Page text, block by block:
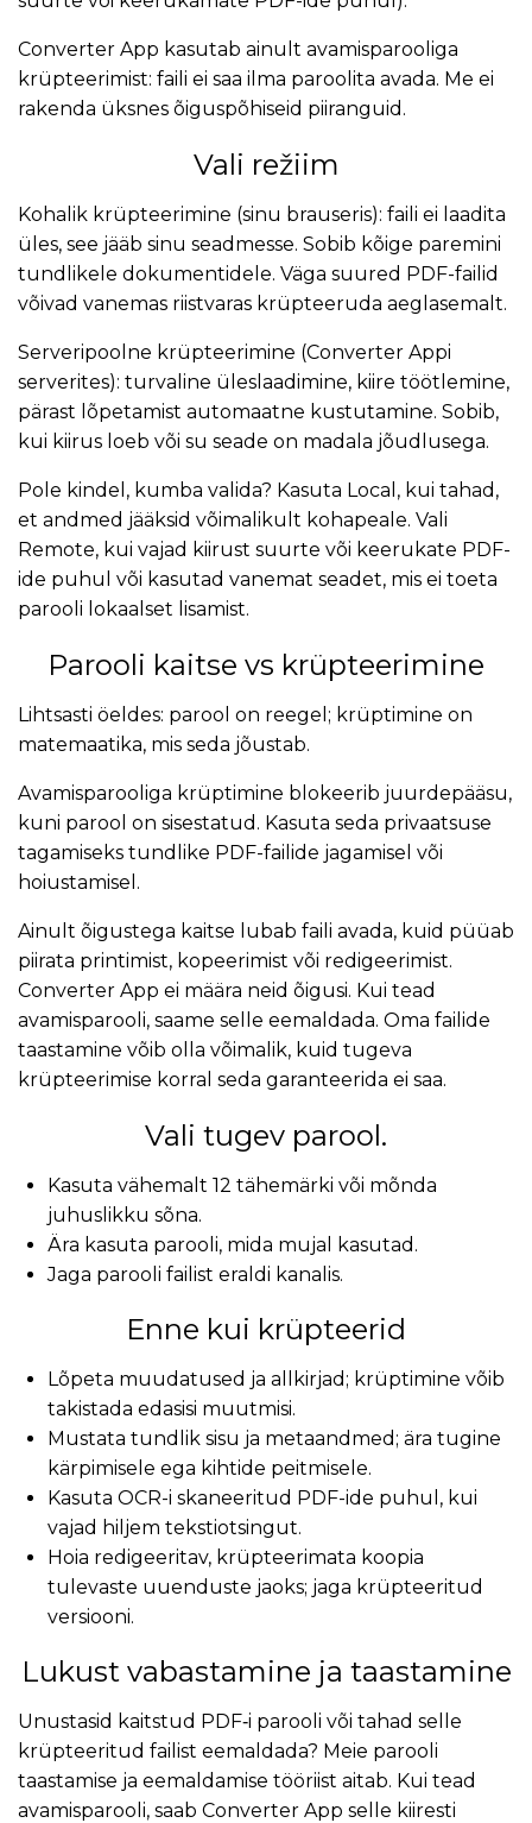
Converter App kasutab ainult avamisparooliga
krüpteerimist: faili ei saa ilma paroolita avada. Me ei
rakenda üksnes õiguspõhiseid piiranguid.
Vali režiim
Kohalik krüpteerimine (sinu brauseris): faili ei laadita
üles, see jääb sinu seadmesse. Sobib kõige paremini
tundlikele dokumentidele. Väga suured PDF-failid
võivad vanemas riistvaras krüpteeruda aeglasemalt.
Serveripoolne krüpteerimine (Converter Appi
serverites): turvaline üleslaadimine, kiire töötlemine,
pärast lõpetamist automaatne kustutamine. Sobib,
kui kiirus loeb või su seade on madala jõudlusega.
Pole kindel, kumba valida? Kasuta Local, kui tahad,
et andmed jääksid võimalikult kohapeale. Vali
Remote, kui vajad kiirust suurte või keerukate PDF-
ide puhul või kasutad vanemat seadet, mis ei toeta
parooli lokaalset lisamist.
Parooli kaitse vs krüpteerimine
Lihtsasti öeldes: parool on reegel; krüptimine on
matemaatika, mis seda jõustab.
Avamisparooliga krüptimine blokeerib juurdepääsu,
kuni parool on sisestatud. Kasuta seda privaatsuse
tagamiseks tundlike PDF-failide jagamisel või
hoiustamisel.
Ainult õigustega kaitse lubab faili avada, kuid püüab
piirata printimist, kopeerimist või redigeerimist.
Converter App ei määra neid õigusi. Kui tead
avamisparooli, saame selle eemaldada. Oma failide
taastamine võib olla võimalik, kuid tugeva
krüpteerimise korral seda garanteerida ei saa.
Vali tugev parool.
Kasuta vähemalt 12 tähemärki või mõnda
juhuslikku sõna.
Ära kasuta parooli, mida mujal kasutad.
Jaga parooli failist eraldi kanalis.
Enne kui krüpteerid
Lõpeta muudatused ja allkirjad; krüptimine võib
takistada edasisi muutmisi.
Mustata tundlik sisu ja metaandmed; ära tugine
kärpimisele ega kihtide peitmisele.
Kasuta OCR-i skaneeritud PDF-ide puhul, kui
vajad hiljem tekstiotsingut.
Hoia redigeeritav, krüpteerimata koopia
tulevaste uuenduste jaoks; jaga krüpteeritud
versiooni.
Lukust vabastamine ja taastamine
Unustasid kaitstud PDF‑i parooli või tahad selle
krüpteeritud failist eemaldada? Meie parooli
taastamise ja eemaldamise tööriist aitab. Kui tead
avamisparooli, saab Converter App selle kiiresti